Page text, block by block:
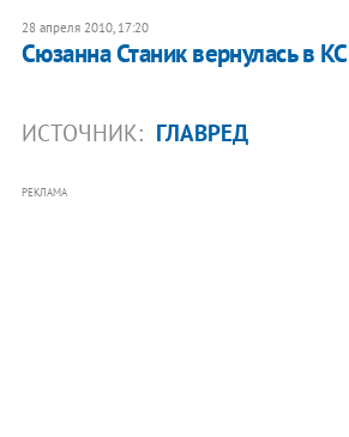
28 апреля 2010, 17:20
Сюзанна Станик вернулась в КС
ИСТОЧНИК: ГЛАВРЕД
РЕКЛАМА